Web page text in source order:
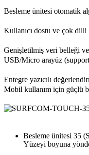
Besleme ünitesi otomatik
Kullanıcı dostu ve çok dilli
Genişletilmiş veri belleği ve
USB/Micro arayüz
Entegre yazıcılı
Mobil kullanım için güçlü
Besleme ünitesi 35
Yüzeyi boyuna